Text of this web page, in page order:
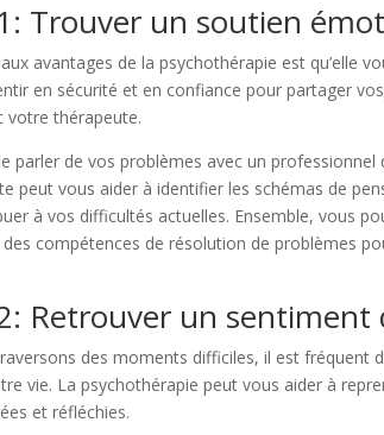
Trouver un soutien
avantages de la psychothérapie est qu’elle
en sécurité et en confiance pour partager
votre thérapeute.
parler de vos problèmes avec un
peut vous aider à identifier les schémas de
à vos difficultés actuelles. Ensemble, vous
des compétences de résolution de problèmes
Retrouver un sentiment
des moments difficiles, il est fréquent
vie. La psychothérapie peut vous aider à
et réfléchies.